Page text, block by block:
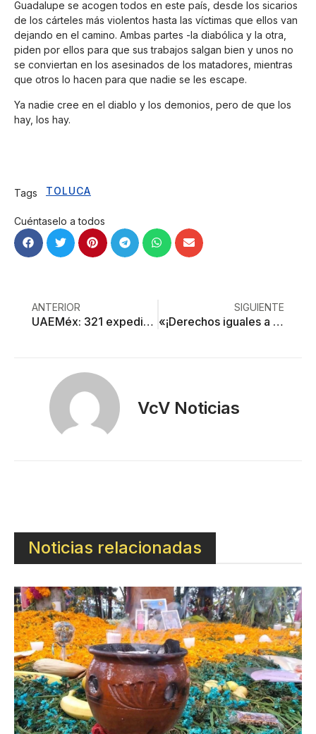
Guadalupe se acogen todos en este país, desde los sicarios
de los cárteles más violentos hasta las víctimas que ellos van
dejando en el camino. Ambas partes -la diabólica y la otra,
piden por ellos para que sus trabajos salgan bien y unos no
se conviertan en los asesinados de los matadores, mientras
que otros lo hacen para que nadie se les escape.
Ya nadie cree en el diablo y los demonios, pero de que los
hay, los hay.
Tags TOLUCA
Cuéntaselo a todos
ANTERIOR
UAEMéx: 321 expedientes de corrupción
SIGUIENTE
«¡Derechos iguales a lesbianas y homosexuales!»
VcV Noticias
Noticias relacionadas